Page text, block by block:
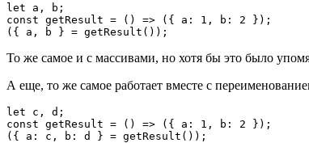
let a, b;
const getResult = () => ({ a: 1, b: 2 });
({ a, b } = getResult());
То же самое и с массивами, но хотя бы это было
А еще, то же самое работает вместе с
let c, d;
const getResult = () => ({ a: 1, b: 2 });
({ a: c, b: d } = getResult());